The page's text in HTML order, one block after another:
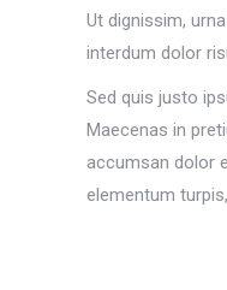
Ut dignissim,
interdum dolor
Sed quis justo
Maecenas in
accumsan dolor
elementum